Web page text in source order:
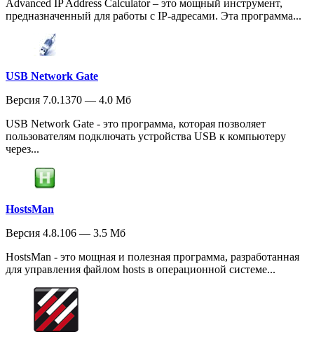
Advanced IP Address Calculator – это мощный инструмент,
предназначенный для работы с IP-адресами. Эта программа...
USB Network Gate
Версия 7.0.1370 — 4.0 Мб
USB Network Gate - это программа, которая позволяет
пользователям подключать устройства USB к компьютеру
через...
HostsMan
Версия 4.8.106 — 3.5 Мб
HostsMan - это мощная и полезная программа, разработанная
для управления файлом hosts в операционной системе...